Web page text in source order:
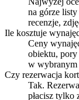
na górze
recenzje,
Ile kosztuje
Ceny
obiektu,
w wybranym
Czy rezerwacja
Tak.
płacisz tylko